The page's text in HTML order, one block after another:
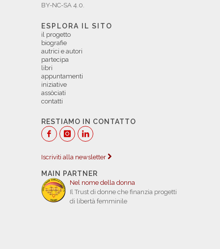
BY-NC-SA 4.0.
ESPLORA IL SITO
il progetto
biografie
autrici e autori
partecipa
libri
appuntamenti
iniziative
assòciati
contatti
RESTIAMO IN CONTATTO
Iscriviti alla newsletter
MAIN PARTNER
Nel nome della donna
Il Trust di donne che finanzia progetti
di libertà femminile